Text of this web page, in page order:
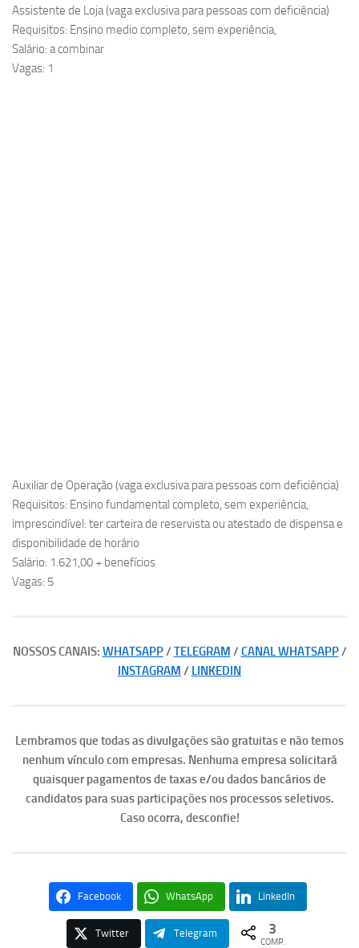
Assistente de Loja (vaga exclusiva para pessoas com deficiência)
Requisitos: Ensino medio completo, sem experiência,
Salário: a combinar
Vagas: 1
Auxiliar de Operação (vaga exclusiva para pessoas com deficiência)
Requisitos: Ensino fundamental completo, sem experiência,
imprescindível: ter carteira de reservista ou atestado de dispensa e
disponibilidade de horário
Salário: 1.621,00 + benefícios
Vagas: 5
NOSSOS CANAIS: WHATSAPP/ TELEGRAM / CANAL WHATSAPP/
INSTAGRAM / LINKEDIN
Lembramos que todas as divulgações são gratuitas e não temos
nenhum vínculo com empresas. Nenhuma empresa solicitará
quaisquer pagamentos de taxas e/ou dados bancários de
candidatos para suas participações nos processos seletivos.
Caso ocorra, desconfie!
Facebook WhatsApp LinkedIn
Twitter Telegram 3
COMP.